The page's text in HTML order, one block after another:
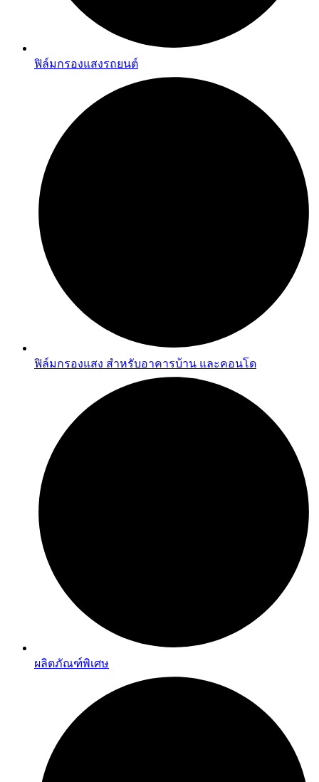
ฟิล์มกรองแสงรถยนต์
ฟิล์มกรองแสง สำหรับอาคารบ้าน และคอนโด
ผลิตภัณฑ์พิเศษ